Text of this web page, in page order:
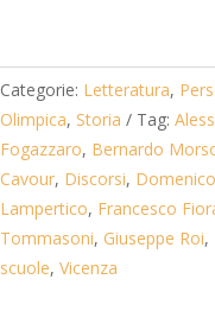
Categorie: Letteratura,
Olimpica, Storia Tag:
Fogazzaro, Bernardo
Cavour, Discorsi,
Lampertico, Francesco
Tommasoni, Giuseppe Roi,
scuole, Vicenza